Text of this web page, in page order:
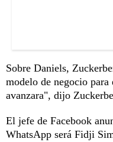
Sobre Daniels,
modelo de negocio
avanzara", dijo
El jefe de Facebook
WhatsApp será Fidji